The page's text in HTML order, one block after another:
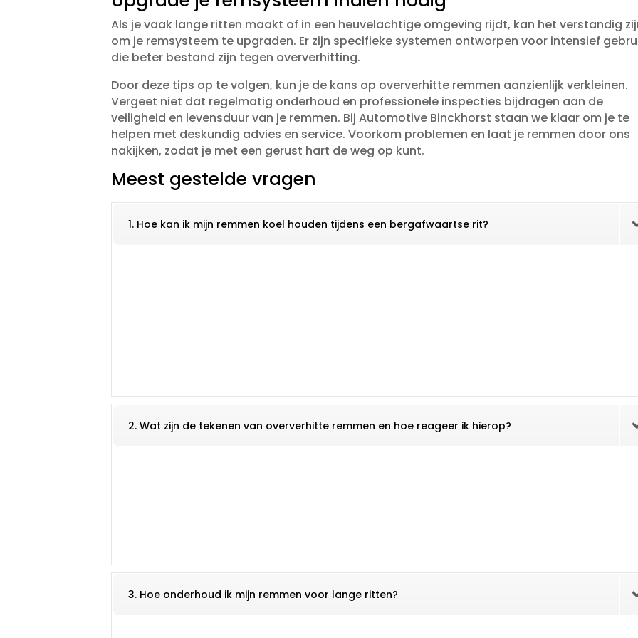
Als je vaak lange ritten maakt of in een heuvelachtige omgeving rijdt, kan het verstandig
om je remsysteem te upgraden.​ Er zijn specifieke systemen ontworpen voor intensief
die beter bestand zijn tegen oververhitting.​
Door deze tips op te volgen, kun je de kans op oververhitte remmen aanzienlijk verkleinen.​
Vergeet niet dat regelmatig onderhoud en professionele inspecties bijdragen aan de
veiligheid en levensduur van je remmen.​ Bij Automotive Binckhorst staan we klaar om je te
helpen met deskundig advies en service.​ Voorkom problemen en laat je remmen door ons
nakijken, zodat je met een gerust hart de weg op kunt.​
Meest gestelde vragen
1. Hoe kan ik mijn remmen koel houden tijdens een bergafwaartse rit?
2. Wat zijn de tekenen van oververhitte remmen en hoe reageer ik hierop?
3. Hoe onderhoud ik mijn remmen voor lange ritten?